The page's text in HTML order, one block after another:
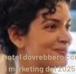
hotel dovrebbero
marketing del 2025